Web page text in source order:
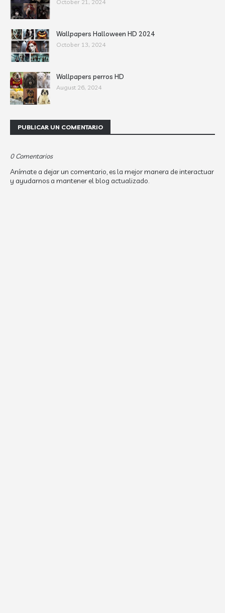
October 21, 2024
Wallpapers Halloween HD 2024
October 13, 2024
Wallpapers perros HD
August 26, 2024
PUBLICAR UN COMENTARIO
0 Comentarios
Anímate a dejar un comentario, es la mejor manera de interactuar
y ayudarnos a mantener el blog actualizado.